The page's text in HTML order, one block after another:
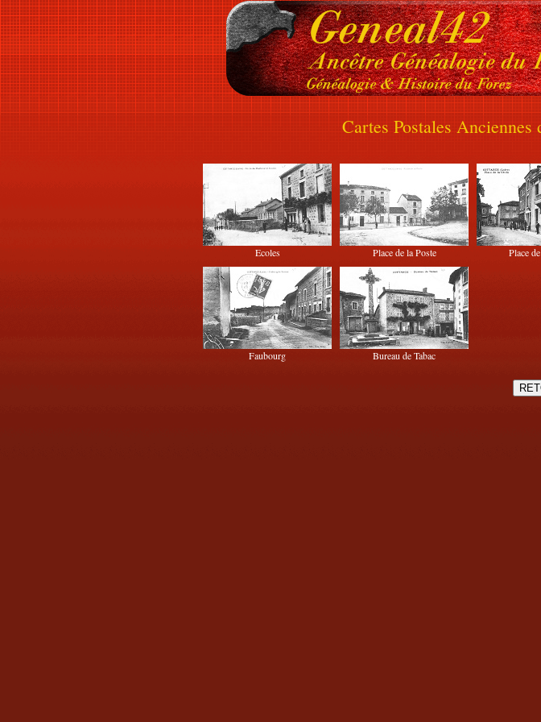
Cartes Postales
Ecoles Place de la Poste Place
Faubourg Bureau de Tabac